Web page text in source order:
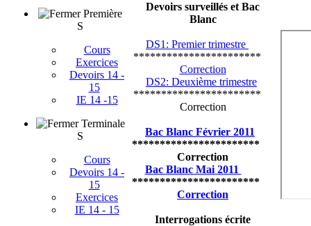
Première
S
Cours
Exercices
Devoirs 14 -
15
IE 14 -15
Terminale
S
Cours
Devoirs 14 -
15
Exercices
IE 14 - 15
Devoirs surveillés et Bac
Blanc
DS1: Premier trimestre
***********************
Correction
DS2: Deuxième trimestre
***********************
Correction
Bac Blanc Février 2011
***********************
Correction
Bac Blanc Mai 2011
***********************
Correction
Interrogations écrite